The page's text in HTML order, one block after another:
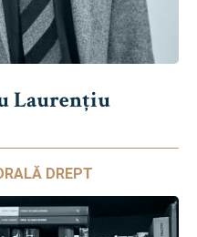
Laurențiu
DREPT